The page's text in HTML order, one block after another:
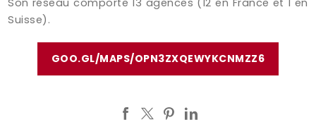
Suisse).
GOO.GL/MAPS/OPN3ZXQEWYKCNMZZ6